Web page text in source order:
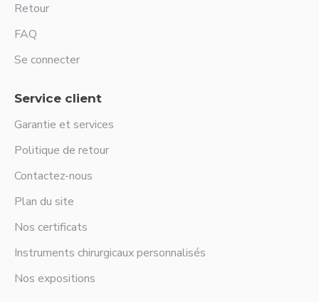
Retour
FAQ
Se connecter
Service client
Garantie et services
Politique de retour
Contactez-nous
Plan du site
Nos certificats
Instruments chirurgicaux personnalisés
Nos expositions